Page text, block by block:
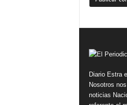
Diario Estra
Nosotros
noticias